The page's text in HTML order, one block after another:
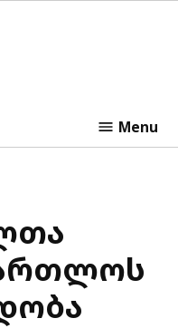
Menu